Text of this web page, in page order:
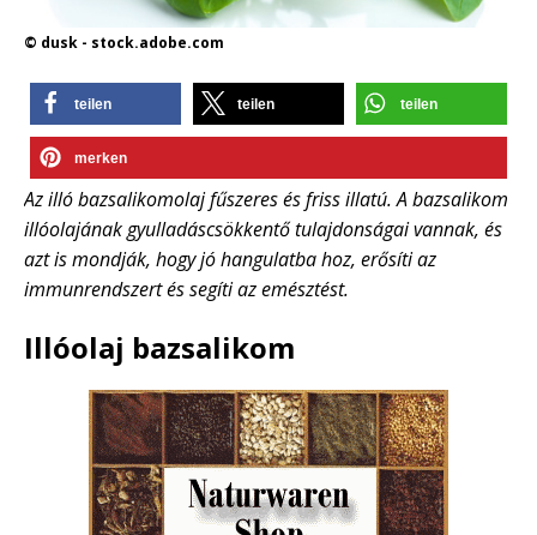
© dusk - stock.adobe.com
teilen teilen teilen
merken
Az illó bazsalikomolaj fűszeres és friss illatú. A bazsalikom
illóolajának gyulladáscsökkentő tulajdonságai vannak, és
azt is mondják, hogy jó hangulatba hoz, erősíti az
immunrendszert és segíti az emésztést.
Illóolaj bazsalikom